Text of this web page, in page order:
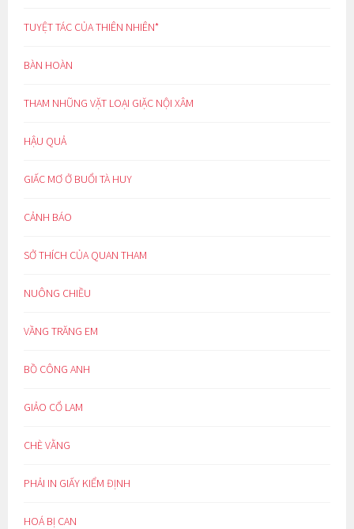
TUYỆT TÁC CỦA THIÊN NHIÊN*
BÀN HOÀN
THAM NHŨNG VẶT LOẠI GIẶC NỘI XÂM
HẬU QUẢ
GIẤC MƠ Ở BUỔI TÀ HUY
CẢNH BÁO
SỞ THÍCH CỦA QUAN THAM
NUÔNG CHIỀU
VẦNG TRĂNG EM
BỒ CÔNG ANH
GIẢO CỔ LAM
CHÈ VẰNG
PHẢI IN GIẤY KIỂM ĐỊNH
HOÁ BỊ CAN